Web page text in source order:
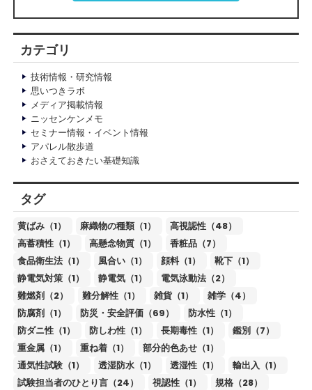
カテゴリ
技術情報・研究情報
思いつきラボ
メディア掲載情報
ニッセンケンメモ
セミナー情報・イベント情報
アパレル散歩道
おさえておきたい基礎知識
タグ
黄ばみ（1） 麻織物の種類（1）
高視認性（48）
高蓄積性（1）
高懸念物質（1）
香粧品（7）
食品衛生法（1）
風合い（1） 顔料（1）
靴下（1）
静電気対策（1）
静電気（1）
電気泳動法（2）
難燃剤（2）
難分解性（1） 雑貨（1）
雑学（4）
防腐剤（1）
防災・安全評価（69）
防水性（1）
防ダニ性（1）
防しわ性（1） 長期毒性（1）
鑑別（7）
重金属（1）
重ね着（1）
部分的色あせ（1）
通気性試験（1）
透湿防水（1） 透湿性（1）
輸出入（1）
試験担当者のひとり言（24）
視認性（1）
規格（28）